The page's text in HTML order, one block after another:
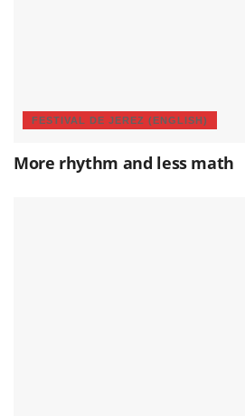
FESTIVAL DE JEREZ (ENGLISH)
More rhythm and less math